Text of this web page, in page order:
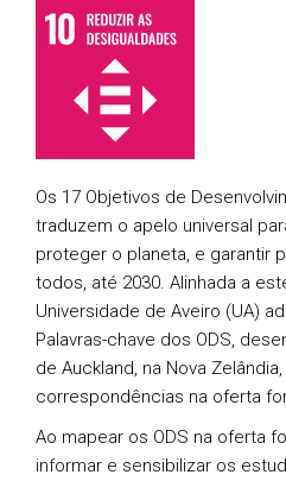
Os 17 Objetivos de
traduzem o apelo universal
proteger o planeta, e garantir
todos, até 2030. Alinhada a
Universidade de Aveiro (UA)
Palavras-chave dos ODS,
de Auckland, na Nova
correspondências na oferta
Ao mapear os ODS na oferta
informar e sensibilizar os